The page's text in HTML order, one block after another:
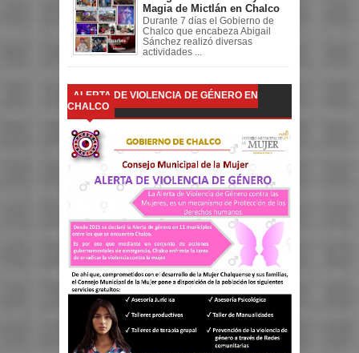
Magia de Mictlán en Chalco
Durante 7 días el Gobierno de
Chalco que encabeza Abigail
Sánchez realizó diversas
actividades ...
ALERTA DE VIOLENCIA DE GÉNERO EN
CHALCO